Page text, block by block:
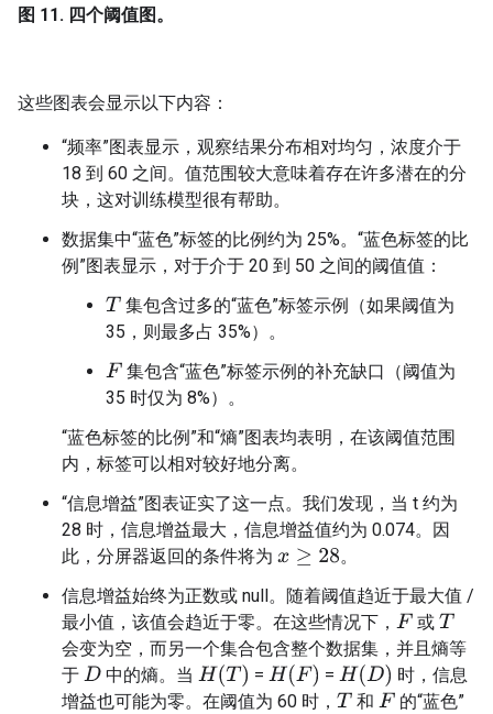
图 11. 四个阈值图。
这些图表会显示以下内容：
“频率”图表显示，观察结果分布相对均匀，浓度介于
18 到 60 之间。值范围较大意味着存在许多潜在的分
块，这对训练模型很有帮助。
数据集中“蓝色”标签的比例约为 25%。“蓝色标签的比
例”图表显示，对于介于 20 到 50 之间的阈值值：
T 集包含过多的“蓝色”标签示例（如果阈值为
35，则最多占 35%）。
F 集包含“蓝色”标签示例的补充缺口（阈值为
35 时仅为 8%）。
“蓝色标签的比例”和“熵”图表均表明，在该阈值范围
内，标签可以相对较好地分离。
“信息增益”图表证实了这一点。我们发现，当 t 约为
28 时，信息增益最大，信息增益值约为 0.074。因
此，分屏器返回的条件将为 x≥ 28
。
信息增益始终为正数或 null。随着阈值趋近于最大值 /
最小值，该值会趋近于零。在这些情况下， F 或 T
会变为空，而另一个集合包含整个数据集，并且熵等
于 D 中的熵。当 H(T) = H(F ) = H(D )
时，信息
增益也可能为零。在阈值为 60 时， T 和 F 的“蓝色”